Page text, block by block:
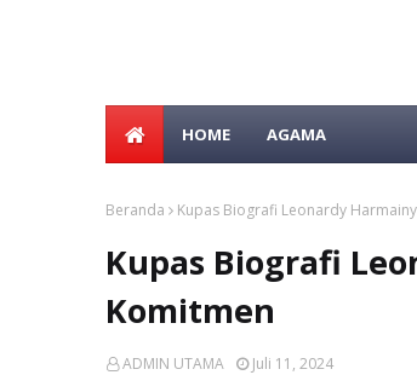
HOME AGAMA
Beranda Kupas Biografi Leonardy
Kupas Biografi
Komitmen
ADMIN UTAMA Juli 11, 2024